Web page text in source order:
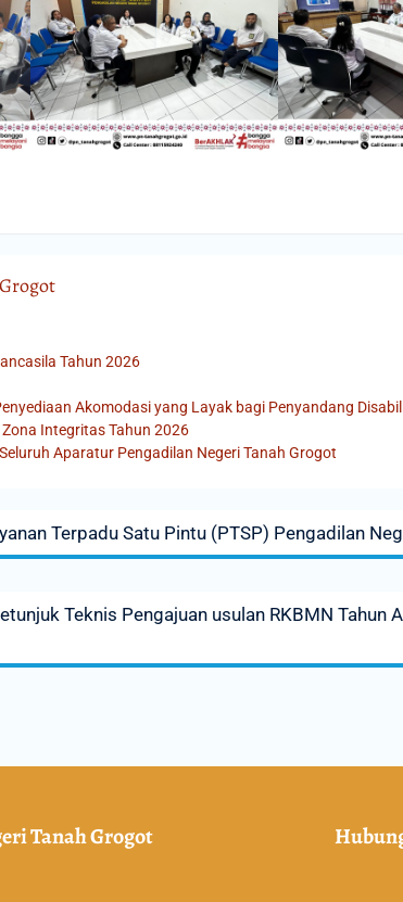
Tahun 2026
Akomodasi yang Layak bagi Penyandang
Integritas Tahun 2026
Aparatur Pengadilan Negeri Tanah Grogot
Terpadu Satu Pintu (PTSP) Pengadilan
Teknis Pengajuan usulan RKBMN
Tanah Grogot